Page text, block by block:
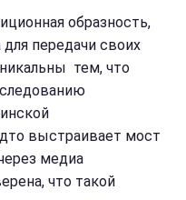
образность,
передачи своих
тем, что
выстраивает мост
медиа
что такой